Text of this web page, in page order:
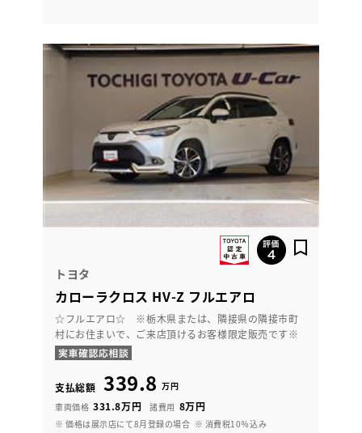
トヨタ
カローラクロス HV-Z フルエアロ
☆フルエアロ☆ ※栃木県または、隣接県の隣接市町
村にお住まいで、ご来店頂けるお客様限定販売です※
支払総額 339.8 万円
車両価格 331.8万円 諸費用 8万円
※ 価格は展示店にて8月登録の場合 ※ 消費税10％込み